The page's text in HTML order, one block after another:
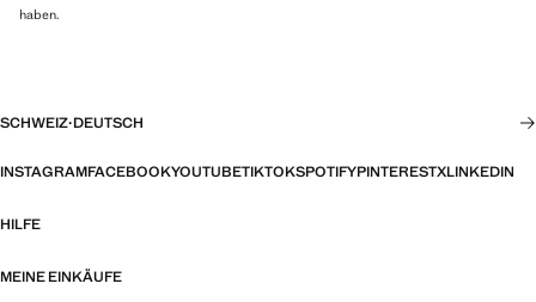
haben.
SCHWEIZ·DEUTSCH
INSTAGRAMFACEBOOKYOUTUBETIKTOKSPOTIFYPINTERESTXLINKEDIN
HILFE
MEINE EINKÄUFE